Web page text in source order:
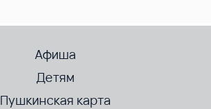
Афиша
Детям
Пушкинская карта